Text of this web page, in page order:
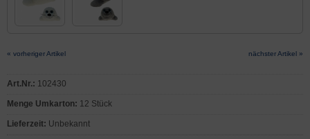
« vorheriger Artikel nächster Artikel »
Art.Nr.: 102430
Menge Umkarton: 12 Stück
Lieferzeit: Unbekannt